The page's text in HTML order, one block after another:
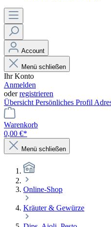
Account
Menü schließen
Ihr Konto
Anmelden
oderregistrieren
Übersicht Persönliches Profil
Warenkorb
0,00 €*
Menü schließen
Online-Shop
Kräuter & Gewürze